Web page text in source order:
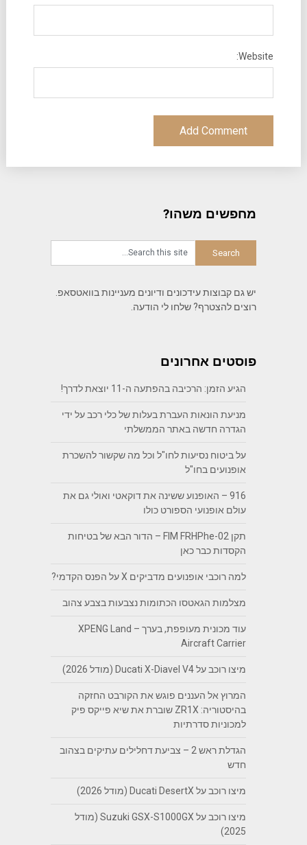
Website:
מחפשים משהו?
יש גם קבוצות עידכונים ודיונים מעניינות בוואטסאפ.
רוצים להצטרף? שלחו לי הודעה.
פוסטים אחרונים
הגיע הזמן: הרכיבה בהפתעה ה-11 יוצאת לדרך!
מניעת הונאות העברת בעלות של כלי רכב על ידי
הגדרה חדשה באתר הממשלתי
על ביטוח נסיעות לחו"ל וכל מה שקשור להשכרת
אופנועים בחו"ל
916 – האופנוע ששינה את דוקאטי ואולי גם את
עולם אופנועי הספורט כולו
תקן FIM FRHPhe-02 – הדור הבא של בטיחות
הקסדות כבר כאן
למה רוכבי אופנועים מדביקים X על הפנס הקדמי?
מצלמות הגאטסו הכתומות נצבעות בצבע צהוב
עוד מכונית מעופפת, בערך – XPENG Land
Aircraft Carrier
מיצו רוכב על Ducati X-Diavel V4 (מודל 2026)
המרוץ אל העננים פוגש את הקורבט החזקה
בהיסטוריה: ZR1X שוברת את שיא פייקס פיק
למכוניות סדרתיות
הגדלת ראש 2 – צביעת דחלילים עתיקים בצהוב
חדש
מיצו רוכב על Ducati DesertX (מודל 2026)
מיצו רוכב על Suzuki GSX-S1000GX (מודל
2025)